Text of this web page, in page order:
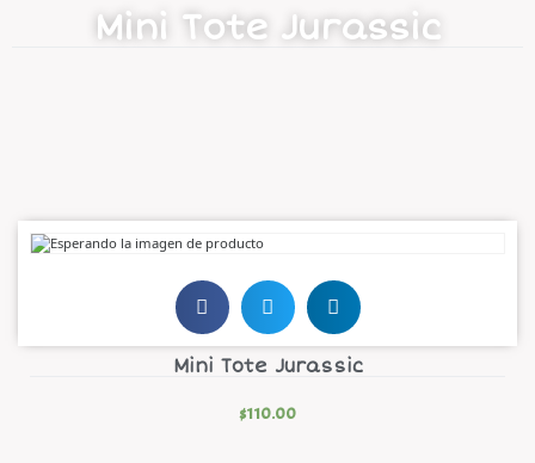
Mini Tote Jurassic
Mini Tote Jurassic
$110.00